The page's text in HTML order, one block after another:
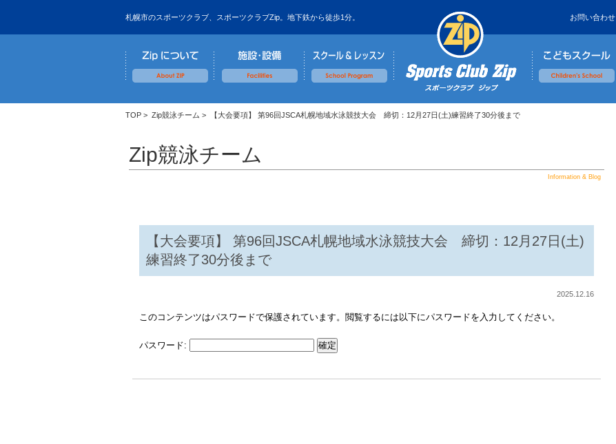
札幌市のスポーツクラブ、スポーツクラブZip。地下鉄から徒歩1分。 お問い合わせ
TOP > Zip競泳チーム > 【大会要項】 第96回JSCA札幌地域水泳競技大会 締切：12月27日(土)練習終了30分後まで
Zip競泳チーム
Information & Blog
【大会要項】 第96回JSCA札幌地域水泳競技大会 締切：12月27日(土)
練習終了30分後まで
2025.12.16
このコンテンツはパスワードで保護されています。閲覧するには以下にパスワードを入力してください。
パスワード: